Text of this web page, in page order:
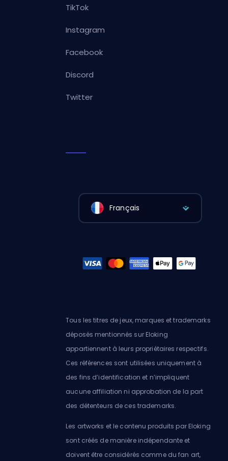
TikTok
Instagram
Facebook
Discord
Twitter
Français
Tous les titres de jeux, marques et trademarks
déposés mentionnés sur Eloking
appartiennent à leurs propriétaires respectifs.
Ces références sont utilisées uniquement à
des fins d’identification et n’impliquent
aucune affiliation ni approbation de la part
des détenteurs de ces trademarks.
Les artworks et le contenu produits par Eloking
sont créés de manière indépendante et
doivent être considérés comme du fan art,